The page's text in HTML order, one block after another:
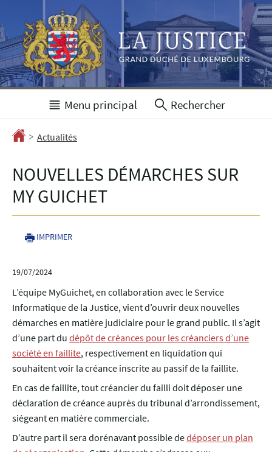
à
la
navigation
au
contenu
Menu principal Rechercher
Accueil
> Actualités
NOUVELLES DÉMARCHES SUR
MY GUICHET
IMPRIMER
19/07/2024
L’équipe MyGuichet, en collaboration avec le Service
Informatique de la Justice, vient d’ouvrir deux nouvelles
démarches en matière judiciaire pour le grand public. Il s’agit
d’une part du dépôt de créances pour les créanciers d’une
société en faillite, respectivement en liquidation qui
souhaitent voir la créance inscrite au passif de la faillite.
En cas de faillite, tout créancier du failli doit déposer une
déclaration de créance auprès du tribunal d’arrondissement,
siégeant en matière commerciale.
D’autre part il sera dorénavant possible dedéposer un plan